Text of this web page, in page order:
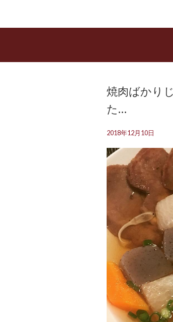
焼肉ばかり
た…
2018年12月10日